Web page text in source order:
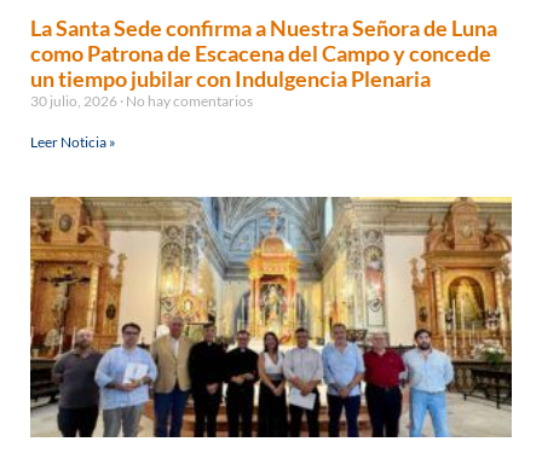
La Santa Sede confirma a Nuestra Señora de Luna
como Patrona de Escacena del Campo y concede
un tiempo jubilar con Indulgencia Plenaria
30 julio, 2026 No hay comentarios
Leer Noticia »